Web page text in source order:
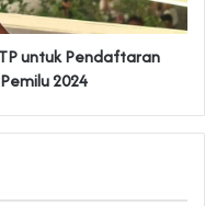
untuk Pendaftaran
2024